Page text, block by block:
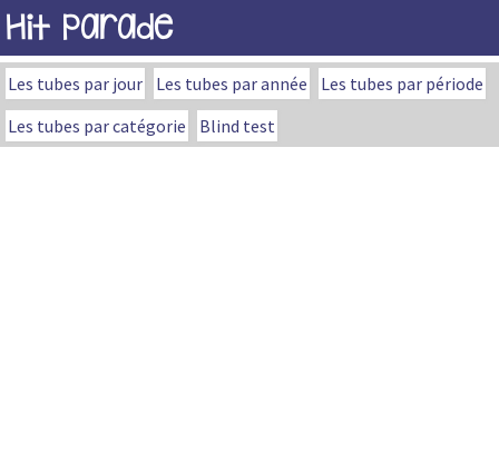
Hit Parade
Les tubes par jour Les tubes par année
Les tubes par période
Les tubes par catégorie
Blind test